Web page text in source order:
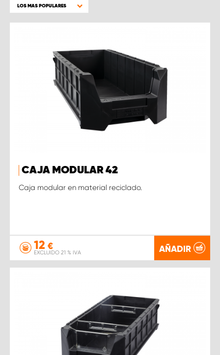
LOS MAS POPULARES
CAJA MODULAR 42
Caja modular en material reciclado.
12 €
EXCLUIDO 21 % IVA AÑADIR